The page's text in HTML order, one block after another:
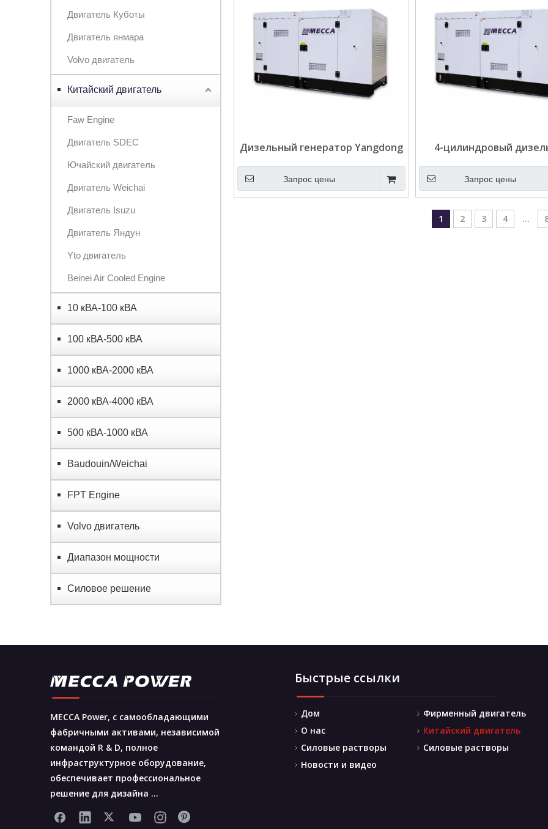
Двигатель Куботы
Двигатель янмара
Volvo двигатель
Китайский двигатель
Faw Engine
Двигатель SDEC
Ючайский двигатель
Двигатель Weichai
Двигатель Isuzu
Двигатель Яндун
Yto двигатель
Beinei Air Cooled Engine
10 кВА-100 кВА
100 кВА-500 кВА
1000 кВА-2000 кВА
2000 кВА-4000 кВА
500 кВА-1000 кВА
Baudouin/Weichai
FPT Engine
Volvo двигатель
Диапазон мощности
Силовое решение
Дизельный генератор Yangdong
мощностью 20 кВА для
телекоммуникаций
Запрос цены
4-цилиндровый
генератор Yangdong
15 кВА
Запрос цены
1 2 3 4 ...
MECCA Power, с самообладающими
фабричными активами, независимой
командой R & D, полное
инфраструктурное оборудование,
обеспечивает профессиональное
решение для дизайна ...
Быстрые ссылки
Дом
О нас
Силовые растворы
Новости и видео
Фирменный двигатель
Китайский двигатель
Силовые растворы